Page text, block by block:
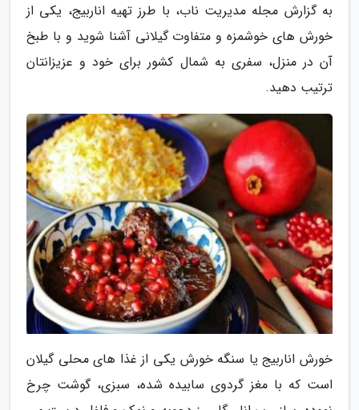
به گزارش مجله مدیریت ناب، با طرز تهیه اناربیج، یکی از
خورش های خوشمزه و متفاوت گیلانی آشنا شوید و با طبخ
آن در منزل، سفری به شمال کشور برای خود و عزیزانتان
ترتیب دهید.
خورش اناربیج یا سنگه خورش یکی از غذا های محلی گیلان
است که با مغز گردوی سابیده شده، سبزی، گوشت چرخ